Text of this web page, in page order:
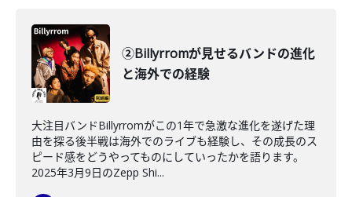
②Billyrromが見せるバンドの進化
と海外での経験
大注目バンドBillyrromがこの1年で急激な進化を遂げた理
由を探る後半戦は海外でのライブも経験し、その成長のス
ピード感をどうやってものにしていったかを語ります。
2025年3月9日のZepp Shi...